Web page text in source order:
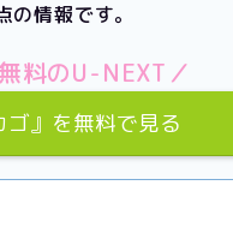
情報です。
料のU-NEXT／
』を無料で見る